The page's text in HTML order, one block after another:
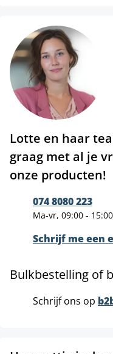
Lotte en haar
graag met al je
onze producten!
074 8080 223
Ma-vr, 09:00 - 15:00
Schrijf me een
Bulkbestelling of
Schrijf ons op